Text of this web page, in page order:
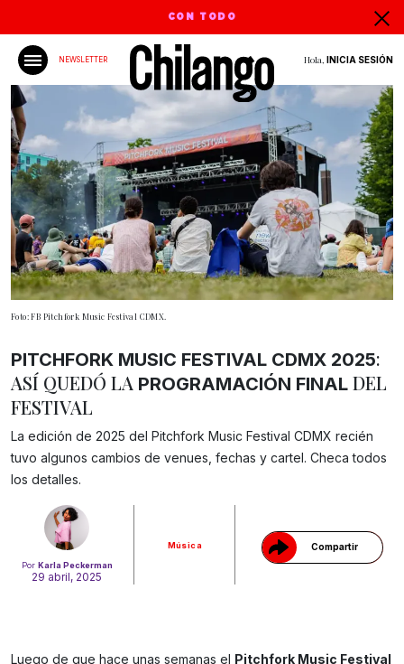
CON TODO
NEWSLETTER Hola, INICIA SESIÓN
Foto: FB Pitchfork Music Festival CDMX.
Por Karla Peckerman
29 abril, 2025
Música Compartir
Gracias!
PITCHFORK MUSIC FESTIVAL CDMX 2025:
ASÍ QUEDÓ LA PROGRAMACIÓN FINAL DEL
FESTIVAL
La edición de 2025 del Pitchfork Music Festival CDMX recién
tuvo algunos cambios de venues, fechas y cartel. Checa todos
los detalles.
Luego de que hace unas semanas el
Pitchfork Music Festival